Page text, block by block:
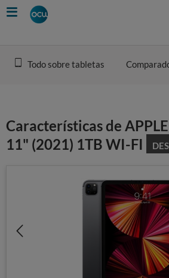
Skip
to
Todo sobre tabletas
Características de
11" (2021) 1TB WI-FI